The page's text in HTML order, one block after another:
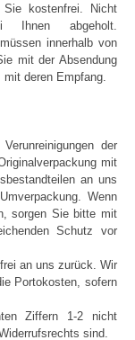
Sie kostenfrei. Nicht
Ihnen abgeholt.
innerhalb von
mit der Absendung
mit deren Empfang.
der
mit
an uns
Wenn
sorgen Sie bitte mit
Schutz vor
an uns zurück. Wir
Portokosten, sofern
Ziffern 1-2 nicht
sind.